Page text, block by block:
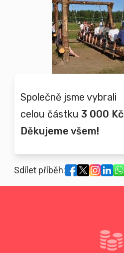
Společně jsme vybrali
celou částku 3 000 Kč
Děkujeme všem!
Sdílet příběh: